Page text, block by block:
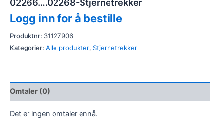
02266….02268-Stjernetrekker
Logg inn for å bestille
Produktnr: 31127906
Kategorier: Alle produkter, Stjernetrekker
Omtaler (0)
Det er ingen omtaler ennå.